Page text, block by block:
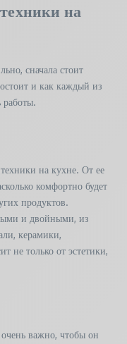
на
сначала стоит
и как каждый из
работы.
на кухне. От ее
комфортно будет
продуктов.
и двойными, из
керамики,
не только от эстетики,
важно, чтобы он